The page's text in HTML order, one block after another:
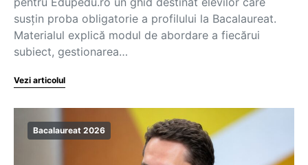
susțin proba obligatorie a profilului la Bacalaureat.
Materialul explică modul de abordare a fiecărui
subiect, gestionarea…
Vezi articolul
Bacalaureat 2026